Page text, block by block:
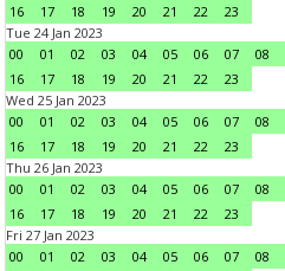
16
17 18 19 20 21 22
23
Tue 24 Jan 2023
00
01 02 03 04 05 06 07 08
16
17 18 19 20 21 22
23
Wed 25 Jan 2023
00
01 02 03 04 05 06 07 08
16
17 18 19 20 21 22
23
Thu 26 Jan 2023
00
01 02 03 04 05 06 07 08
16
17 18 19 20 21 22
23
Fri 27 Jan 2023
00
01 02 03 04 05 06 07 08